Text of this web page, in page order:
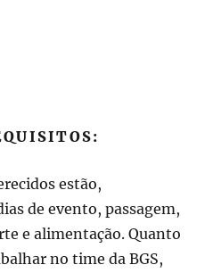
estão,
de evento, passagem,
e alimentação. Quanto
no time da BGS,